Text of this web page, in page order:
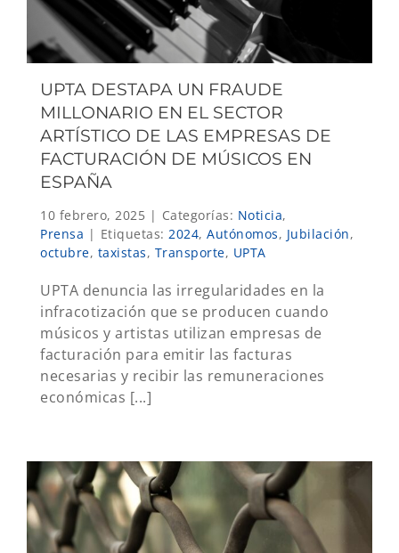
UPTA DESTAPA UN FRAUDE
MILLONARIO EN EL SECTOR
ARTÍSTICO DE LAS EMPRESAS DE
FACTURACIÓN DE MÚSICOS EN
ESPAÑA
10 febrero, 2025 | Categorías: Noticia,
Prensa | Etiquetas: 2024, Autónomos, Jubilación,
octubre, taxistas, Transporte, UPTA
UPTA denuncia las irregularidades en la
infracotización que se producen cuando
músicos y artistas utilizan empresas de
facturación para emitir las facturas
necesarias y recibir las remuneraciones
económicas [...]